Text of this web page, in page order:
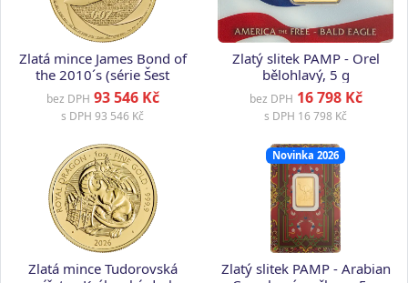
Zlatá mince James Bond of
the 2010´s (série Šest
dekád), 1 oz
bez DPH 93 546 Kč
s DPH 93 546 Kč
Zlatý slitek PAMP - Orel
bělohlavý, 5 g
bez DPH 16 798 Kč
s DPH 16 798 Kč
Zlatá mince Tudorovská
Novinka 2026
Zlatý slitek PAMP - Arabian